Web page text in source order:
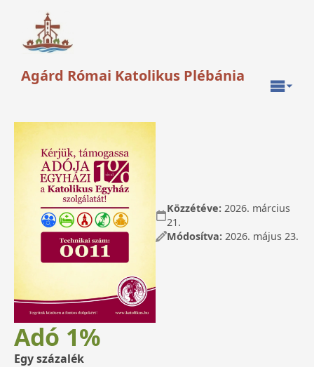
Agárd Római Katolikus Plébánia
Közzétéve: 2026. március
21.
Módosítva: 2026. május 23.
Adó 1%
Egy százalék